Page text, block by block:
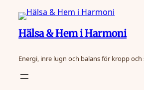
Hoppa
innehåll
Hälsa & Hem i Harmoni
Energi, inre lugn och balans för kropp och